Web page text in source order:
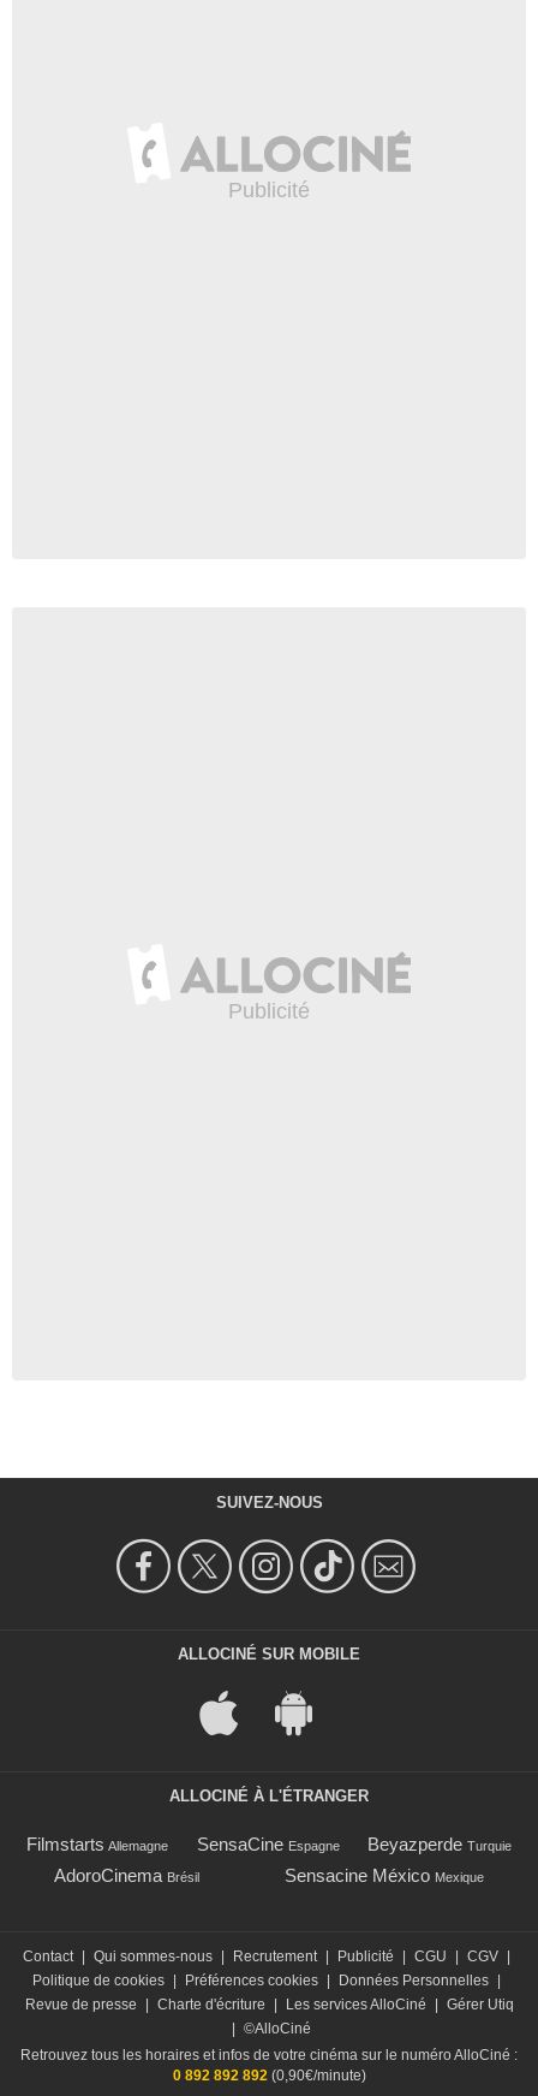
SUIVEZ-NOUS
ALLOCINÉ SUR MOBILE
ALLOCINÉ À L'ÉTRANGER
Filmstarts Allemagne SensaCine Espagne Beyazperde Turquie
AdoroCinema Brésil Sensacine México Mexique
Contact | Qui sommes-nous | Recrutement | Publicité | CGU | CGV |
Politique de cookies | Préférences cookies | Données Personnelles |
Revue de presse
| Charte d'écriture | Les services AlloCiné | Gérer Utiq
| ©AlloCiné
Retrouvez tous les horaires et infos de votre cinéma sur le numéro AlloCiné :
0 892 892 892(0,90€/minute)